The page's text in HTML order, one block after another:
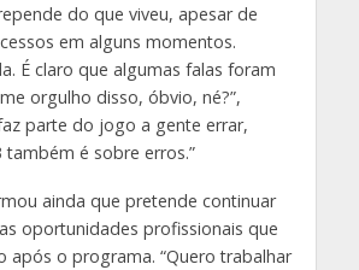
do que viveu, apesar de
em alguns momentos.
É claro que algumas falas foram
orgulho disso, óbvio, né?”,
parte do jogo a gente errar,
é sobre erros.”
ainda que pretende continuar
oportunidades profissionais que
após o programa. “Quero trabalhar